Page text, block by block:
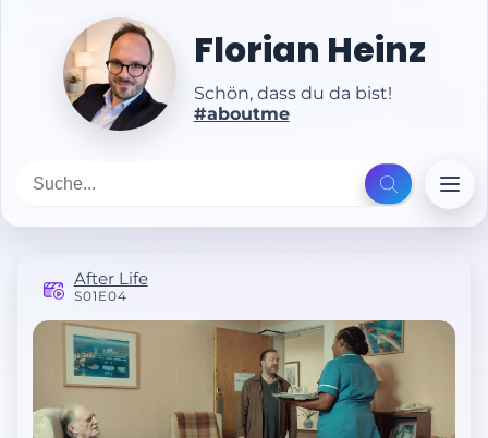
Florian Heinz
Schön, dass du da bist!
#aboutme
After Life
S01E04